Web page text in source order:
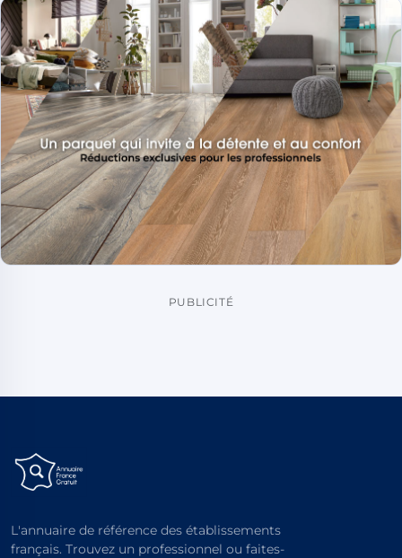
PUBLICITÉ
L'annuaire de référence des établissements
français. Trouvez un professionnel ou faites-